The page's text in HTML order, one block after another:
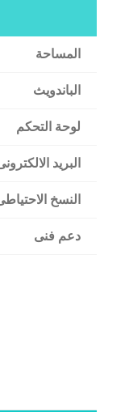
المساحة
الباندويث
لوحة التحكم
البريد
النسخ
دعم فنى